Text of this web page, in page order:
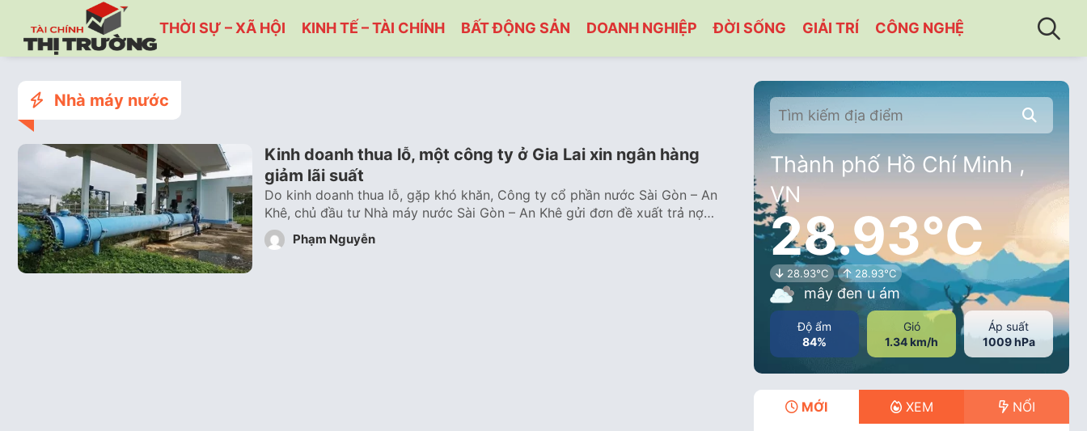
THỜI SỰ – XÃ HỘI KINH TẾ – TÀI CHÍNH BẤT ĐỘNG SẢN DOANH NGHIỆP ĐỜI SỐNG GIẢI TRÍ CÔNG NGHỆ
Nhà máy nước
Kinh doanh thua lỗ, một công ty ở Gia Lai xin ngân hàng
giảm lãi suất
Do kinh doanh thua lỗ, gặp khó khăn, Công ty cổ phần nước Sài Gòn – An
Khê, chủ đầu tư Nhà máy nước Sài Gòn – An Khê gửi đơn đề xuất trả nợ…
Phạm Nguyễn
Thành phố Hồ Chí Minh ,
VN
28.93°C
28.93°C 28.93°C
mây đen u ám
Độ ẩm
84%
Gió
1.34 km/h
Áp suất
1009 hPa
MỚI XEM NỔI